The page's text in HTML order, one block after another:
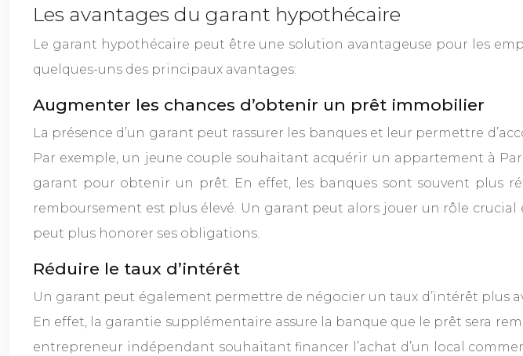
Les avantages du garant hypothécaire
Le garant hypothécaire peut être une solution avantageuse pour les
quelques-uns des principaux avantages:
Augmenter les chances d’obtenir un prêt immobilier
La présence d’un garant peut rassurer les banques et leur permettre
Par exemple, un jeune couple souhaitant acquérir un appartement à
garant pour obtenir un prêt. En effet, les banques sont souvent plus
remboursement est plus élevé. Un garant peut alors jouer un rôle
peut plus honorer ses obligations.
Réduire le taux d’intérêt
Un garant peut également permettre de négocier un taux d’intérêt plus
En effet, la garantie supplémentaire assure la banque que le prêt sera
entrepreneur indépendant souhaitant financer l’achat d’un local